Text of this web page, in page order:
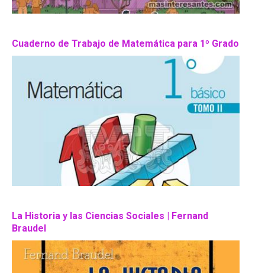
Cuaderno de Trabajo de Matemática para 1º Grado
La Historia y las Ciencias Sociales | Fernand
Braudel